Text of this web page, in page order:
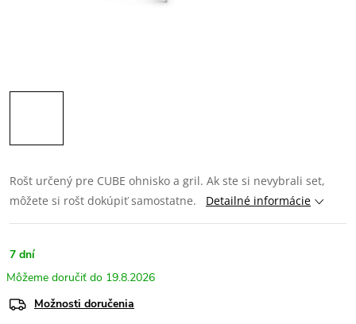
Rošt určený pre CUBE ohnisko a gril. Ak ste si nevybrali set,
môžete si rošt dokúpiť samostatne.
Detailné informácie
7 dní
19.8.2026
Možnosti doručenia